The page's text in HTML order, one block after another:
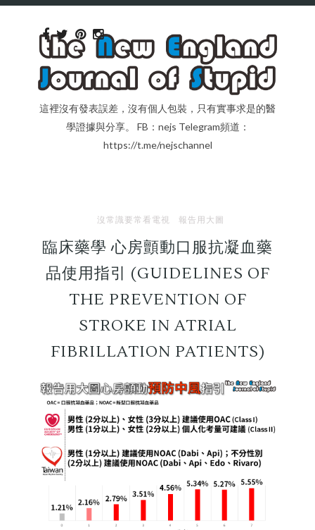
這裡沒有發表誤差，沒有個人包裝，只有實事求是的醫
學證據與分享。 FB：nejs Telegram頻道：
https://t.me/nejschannel
沒常識要常看電視 報告用大圖
臨床藥學 心房顫動口服抗凝血藥
品使用指引 (GUIDELINES OF
THE PREVENTION OF
STROKE IN ATRIAL
FIBRILLATION PATIENTS)